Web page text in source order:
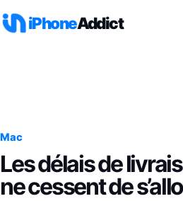
iPhoneAddict
Mac
Les délais de
ne cessent de